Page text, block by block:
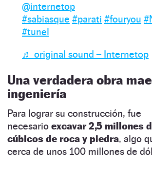
@internetop
#sabiasque #parati #fouryou
#tunel
♬ original sound – Internetop
Una verdadera obra
ingeniería
Para lograr su construcción, fue
necesario excavar 2,5 millones
cúbicos de roca y piedra, algo
cerca de unos 100 millones de